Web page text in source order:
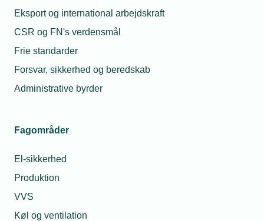
Eksport og international arbejdskraft
CSR og FN's verdensmål
Frie standarder
Forsvar, sikkerhed og beredskab
Administrative byrder
Fagområder
El-sikkerhed
Produktion
VVS
Køl og ventilation